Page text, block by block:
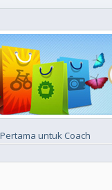
untuk Coach